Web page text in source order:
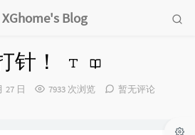
XGhome's Blog
针！
27 日 7933 次浏览
暂无评论